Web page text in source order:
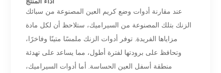
عند مقارنة أدوات وضع كريم العين المصنوعة من سبائك
الزنك بتلك المصنوعة من السيراميك، ستلاحظ أن لكل مادة
مزاياها الفريدة. توفر أدوات الزنك ملمسًا متينًا وفاخرًا،
وتحافظ على برودتها لفترة أطول، مما يساعد على تهدئة
منطقة أسفل العين الحساسة. أما أدوات السيراميك،